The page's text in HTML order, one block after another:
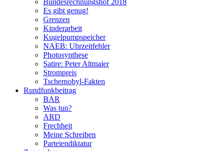
Bundesrechnungshof 2018
Es gibt genug!
Grenzen
Kinderarbeit
Kugelpumpspeicher
NAEB: Uhrzeitfehler
Photosynthese
Satire: Peter Altmaier
Strompreis
Tschernobyl-Fakten
Rundfunkbeitrag
BAR
Was tun?
ARD
Frechheit
Meine Schreiben
Parteiendiktatur